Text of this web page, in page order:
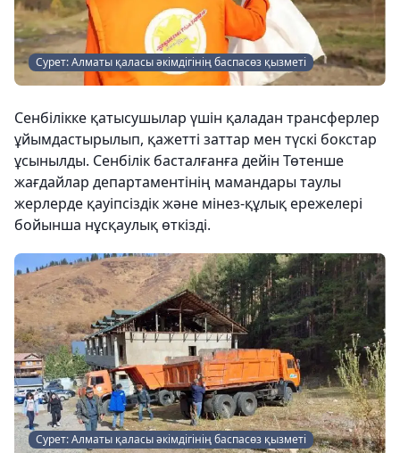
Сурет: Алматы қаласы әкімдігінің баспасөз қызметі
Сенбілікке қатысушылар үшін қаладан трансферлер
ұйымдастырылып, қажетті заттар мен түскі бокстар
ұсынылды. Сенбілік басталғанға дейін Төтенше
жағдайлар департаментінің мамандары таулы
жерлерде қауіпсіздік және мінез-құлық ережелері
бойынша нұсқаулық өткізді.
Сурет: Алматы қаласы әкімдігінің баспасөз қызметі